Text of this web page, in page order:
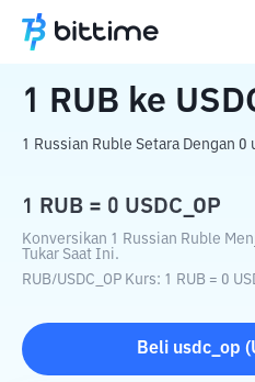
Beranda Konverter Kripto
1 RUB ke
1 Russian Ruble Setara Dengan 0
1 RUB = 0 USDC_OP
Konversikan 1 Russian Ruble
Tukar Saat Ini.
RUB/USDC_OP Kurs: 1 RUB = 0
Beli usdc_op (